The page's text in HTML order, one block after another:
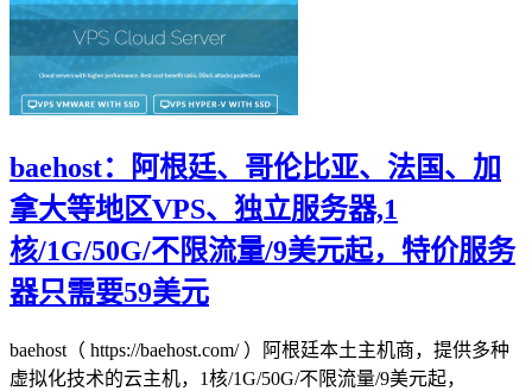
baehost：阿根廷、哥伦比亚、法国、加
拿大等地区VPS、独立服务器,1
核/1G/50G/不限流量/9美元起，特价服务
器只需要59美元
baehost（ https://baehost.com/ ）阿根廷本土主机商，提供多种
虚拟化技术的云主机，1核/1G/50G/不限流量/9美元起，